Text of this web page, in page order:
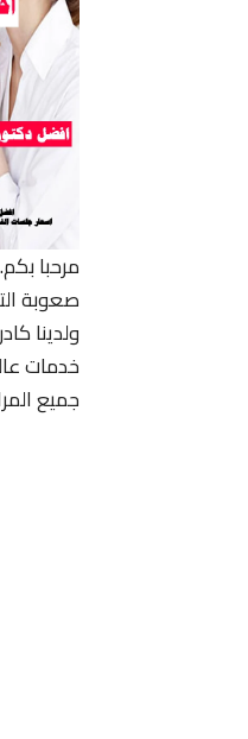
مرحبا
صعوبة
ولدينا
خدمات
جميع